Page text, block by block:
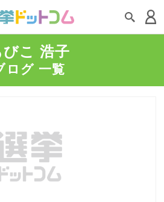
びこ 浩子
ログ 一覧